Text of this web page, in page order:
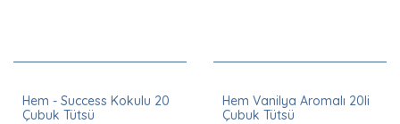
Hem - Success Kokulu 20
Çubuk Tütsü
Hem Vanilya Aromalı 20li
Çubuk Tütsü